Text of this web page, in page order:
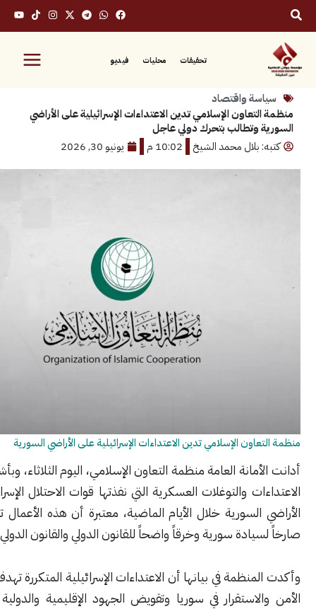
محليات فيديو
واقتصاد
الإسلامي تدين الاعتداءات الإسرائيلية على الأراضي
وتطالب بتحرك دولي عاجل
بلال محمد الشيخ
10:02 م يونيو 30, 2026
الإسلامي تدين الاعتداءات الإسرائيلية على الأراضي السورية
العامة منظمة التعاون الإسلامي، اليوم الثلاثاء، وبأشد العبارات،
والتوغلات العسكرية التي نفذتها قوات الاحتلال الإسرائيلي داخل
خلال الأيام الماضية، معتبرة أن هذه الأعمال تمثل انتهاكاً
سورية وخرقاً واضحاً للقانون الدولي والقانون الدولي الإنساني.
في بيانها أن الاعتداءات الإسرائيلية المتكررة تهدف إلى زعزعة
في سوريا وتقويض الجهود الإقليمية والدولية الرامية إلى